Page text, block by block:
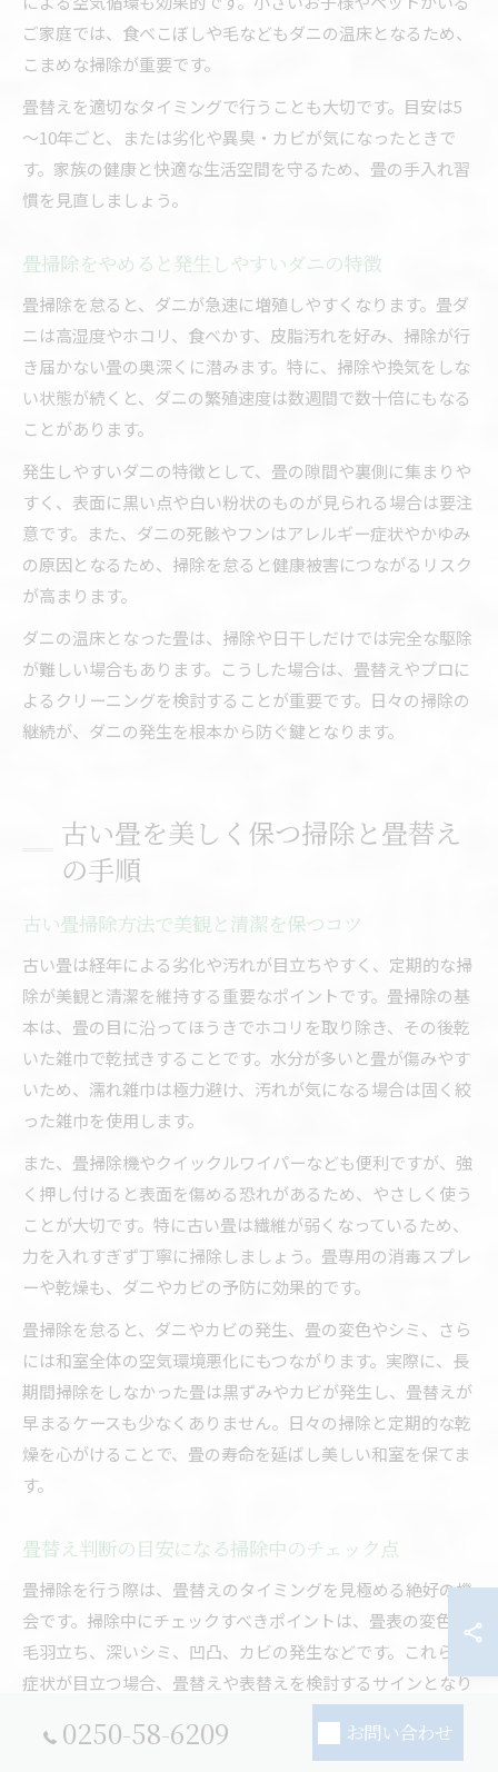
ご家庭では、食べこぼしや毛などもダニの温床となるため、
こまめな掃除が重要です。
畳替えを適切なタイミングで行うことも大切です。目安は5
～10年ごと、または劣化や異臭・カビが気になったときで
す。家族の健康と快適な生活空間を守るため、畳の手入れ習
慣を見直しましょう。
畳掃除をやめると発生しやすいダニの特徴
畳掃除を怠ると、ダニが急速に増殖しやすくなります。畳ダ
ニは高湿度やホコリ、食べかす、皮脂汚れを好み、掃除が行
き届かない畳の奥深くに潜みます。特に、掃除や換気をしな
い状態が続くと、ダニの繁殖速度は数週間で数十倍にもなる
ことがあります。
発生しやすいダニの特徴として、畳の隙間や裏側に集まりや
すく、表面に黒い点や白い粉状のものが見られる場合は要注
意です。また、ダニの死骸やフンはアレルギー症状やかゆみ
の原因となるため、掃除を怠ると健康被害につながるリスク
が高まります。
ダニの温床となった畳は、掃除や日干しだけでは完全な駆除
が難しい場合もあります。こうした場合は、畳替えやプロに
よるクリーニングを検討することが重要です。日々の掃除の
継続が、ダニの発生を根本から防ぐ鍵となります。
古い畳を美しく保つ掃除と畳替え
の手順
古い畳掃除方法で美観と清潔を保つコツ
古い畳は経年による劣化や汚れが目立ちやすく、定期的な掃
除が美観と清潔を維持する重要なポイントです。畳掃除の基
本は、畳の目に沿ってほうきでホコリを取り除き、その後乾
いた雑巾で乾拭きすることです。水分が多いと畳が傷みやす
いため、濡れ雑巾は極力避け、汚れが気になる場合は固く絞
った雑巾を使用します。
また、畳掃除機やクイックルワイパーなども便利ですが、強
く押し付けると表面を傷める恐れがあるため、やさしく使う
ことが大切です。特に古い畳は繊維が弱くなっているため、
力を入れすぎず丁寧に掃除しましょう。畳専用の消毒スプレ
ーや乾燥も、ダニやカビの予防に効果的です。
畳掃除を怠ると、ダニやカビの発生、畳の変色やシミ、さら
には和室全体の空気環境悪化にもつながります。実際に、長
期間掃除をしなかった畳は黒ずみやカビが発生し、畳替えが
早まるケースも少なくありません。日々の掃除と定期的な乾
燥を心がけることで、畳の寿命を延ばし美しい和室を保てま
す。
畳替え判断の目安になる掃除中のチェック点
畳掃除を行う際は、畳替えのタイミングを見極める絶好の機
会です。掃除中にチェックすべきポイントは、畳表の変色や
毛羽立ち、深いシミ、凹凸、カビの発生などです。これらの
症状が目立つ場合、畳替えや表替えを検討するサインとなり
特に、畳の端が浮いてきたり、踏んだときに沈みを感じたり
0250-58-6209 お問い合わせ